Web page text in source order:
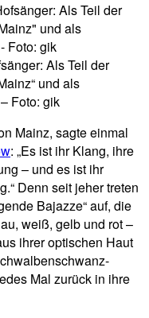
Als Teil der
und als
Foto: gik
Mainz, sagte einmal
: „Es ist ihr Klang, ihre
– und es ist ihr
Denn seit jeher treten
Bajazze“ auf, die
weiß, gelb und rot –
ihrer optischen Haut
Mal zurück in ihre